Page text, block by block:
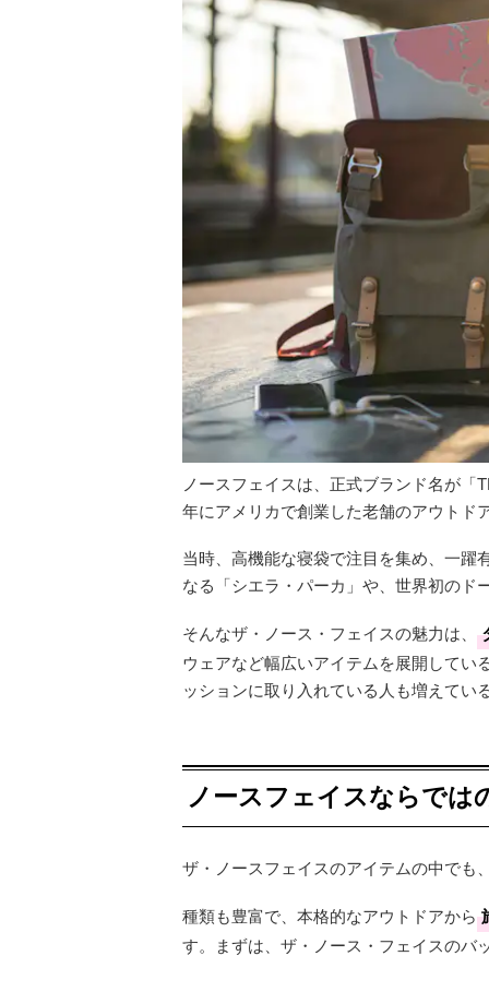
ノースフェイスは、正式ブランド名が
年にアメリカで創業した老舗のアウトド
当時、高機能な寝袋で注目を集め、一躍
なる「シエラ・パーカ」や、世界初のド
そんなザ・ノース・フェイスの魅力は、
ウェアなど幅広いアイテムを展開してい
ッションに取り入れている人も増えてい
ノースフェイスならでは
ザ・ノースフェイスのアイテムの中でも
種類も豊富で、本格的なアウトドアから
す。まずは、ザ・ノース・フェイスのバ